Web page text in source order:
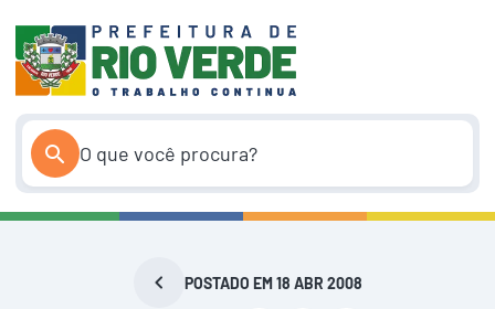
conteúdo
POSTADO EM 18 ABR 2008